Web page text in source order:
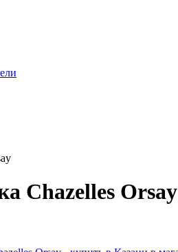
Chazelles Orsay